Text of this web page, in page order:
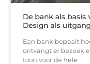
De bank als
Design als
Een bank bepaalt
ontvangt er bezoek
toon voor de hele